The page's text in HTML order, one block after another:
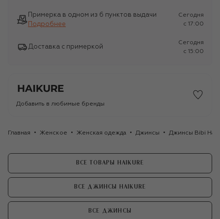
Примерка в одном из 6 пунктов выдачи
Подробнее
Сегодня
c 17:00
Доставка с примеркой
Сегодня
c 15:00
Добавить в любимые бренды
Главная Женское Женская одежда Джинсы Джинсы Bibi
ВСЕ ТОВАРЫ HAIKURE
ВСЕ ДЖИНСЫ HAIKURE
ВСЕ ДЖИНСЫ